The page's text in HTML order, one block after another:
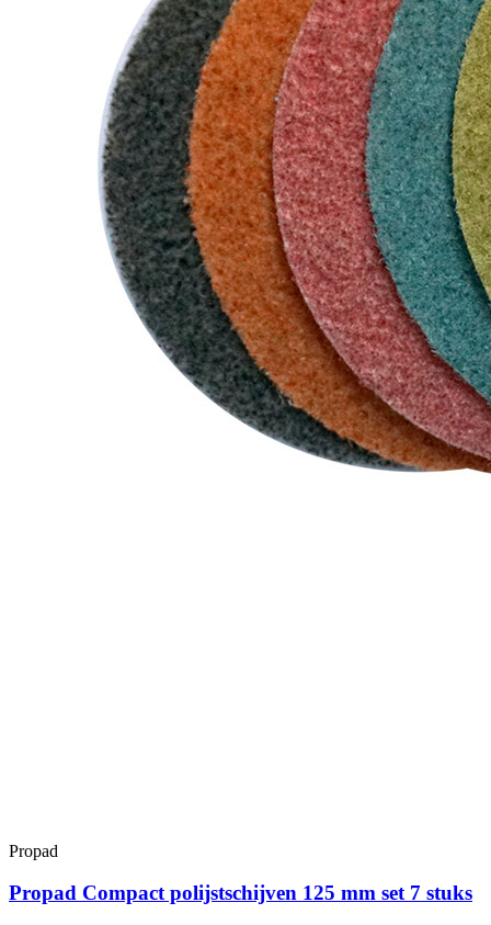
Propad
Propad Compact polijstschijven 125 mm set 7 stuks